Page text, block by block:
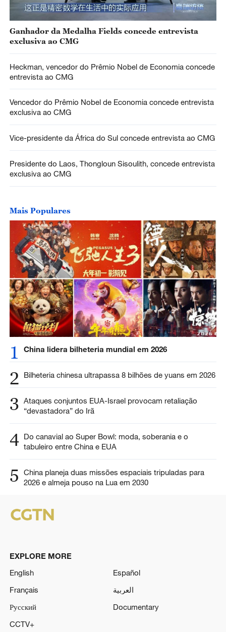
Ganhador da Medalha Fields concede entrevista
exclusiva ao CMG
Heckman, vencedor do Prêmio Nobel de Economia concede
entrevista ao CMG
Vencedor do Prêmio Nobel de Economia concede entrevista
exclusiva ao CMG
Vice-presidente da África do Sul concede entrevista ao CMG
Presidente do Laos, Thongloun Sisoulith, concede entrevista
exclusiva ao CMG
Mais Populares
1 China lidera bilheteria mundial em 2026
2 Bilheteria chinesa ultrapassa 8 bilhões de yuans em 2026
3 Ataques conjuntos EUA-Israel provocam retaliação
“devastadora” do Irã
4 Do canavial ao Super Bowl: moda, soberania e o
tabuleiro entre China e EUA
5
China planeja duas missões espaciais tripuladas para
2026 e almeja pouso na Lua em 2030
EXPLORE MORE
English
Español
Français
العربية
Русский
Documentary
CCTV+